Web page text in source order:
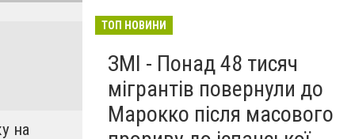
на
ТОП НОВИНИ
ЗМІ - Понад 48 тисяч
мігрантів повернули до
Марокко після масового